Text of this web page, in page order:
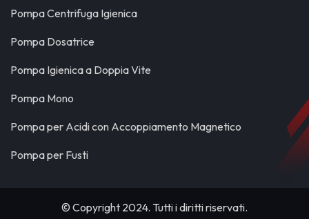
Pompa Centrifuga Igienica
Pompa Dosatrice
Pompa Igienica a Doppia Vite
Pompa Mono
Pompa per Acidi con Accoppiamento Magnetico
Pompa per Fusti
© Copyright 2024. Tutti i diritti riservati.